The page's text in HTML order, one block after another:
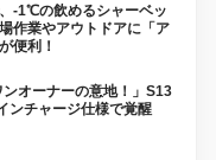
-1℃の飲めるシャーベッ
作業やアウトドアに「ア
便利！
ンオーナーの意地！」S13
ンチャージ仕様で覚醒